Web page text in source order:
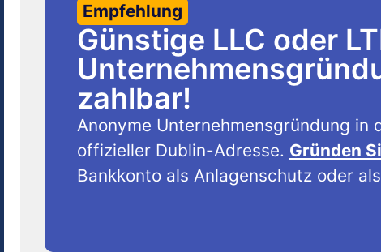
Empfehlung
Günstige LLC oder
zahlbar!
Anonyme Unternehmensgründung in
offizieller Dublin-Adresse. Gründen
Bankkonto als Anlagenschutz oder